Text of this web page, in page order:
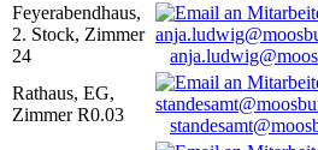
Feyerabendhaus,
2. Stock, Zimmer
24
Rathaus, EG,
Zimmer R0.03